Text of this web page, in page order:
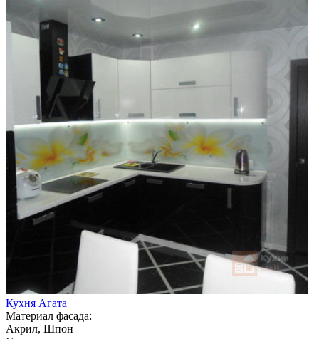
Кухня Агата
Материал фасада:
Акрил, Шпон